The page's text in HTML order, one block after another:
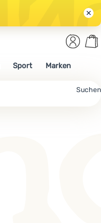
Suchen
Anmelden
Sport Marken